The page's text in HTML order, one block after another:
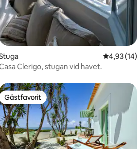
betyg, 47 omdömen4,93 av 5 i
4,93 (14)
Clerigo, stugan vid havet.
Gästfavorit
Gästfavorit